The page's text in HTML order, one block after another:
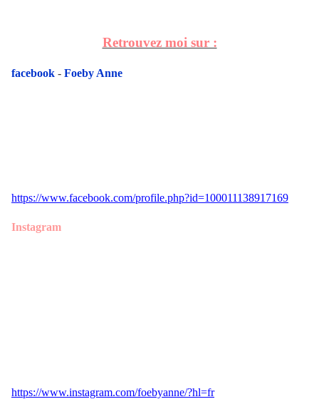
Retrouvez moi sur :
facebook - Foeby Anne
https://www.facebook.com/profile.php?id=100011138917169
Instagram
https://www.instagram.com/foebyanne/?hl=fr